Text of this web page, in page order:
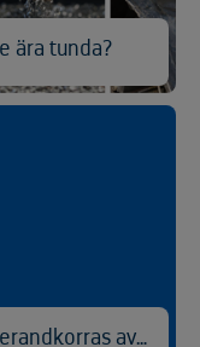
ära tunda?